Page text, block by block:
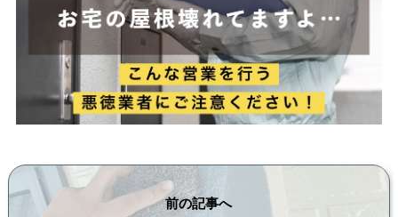
前の記事へ